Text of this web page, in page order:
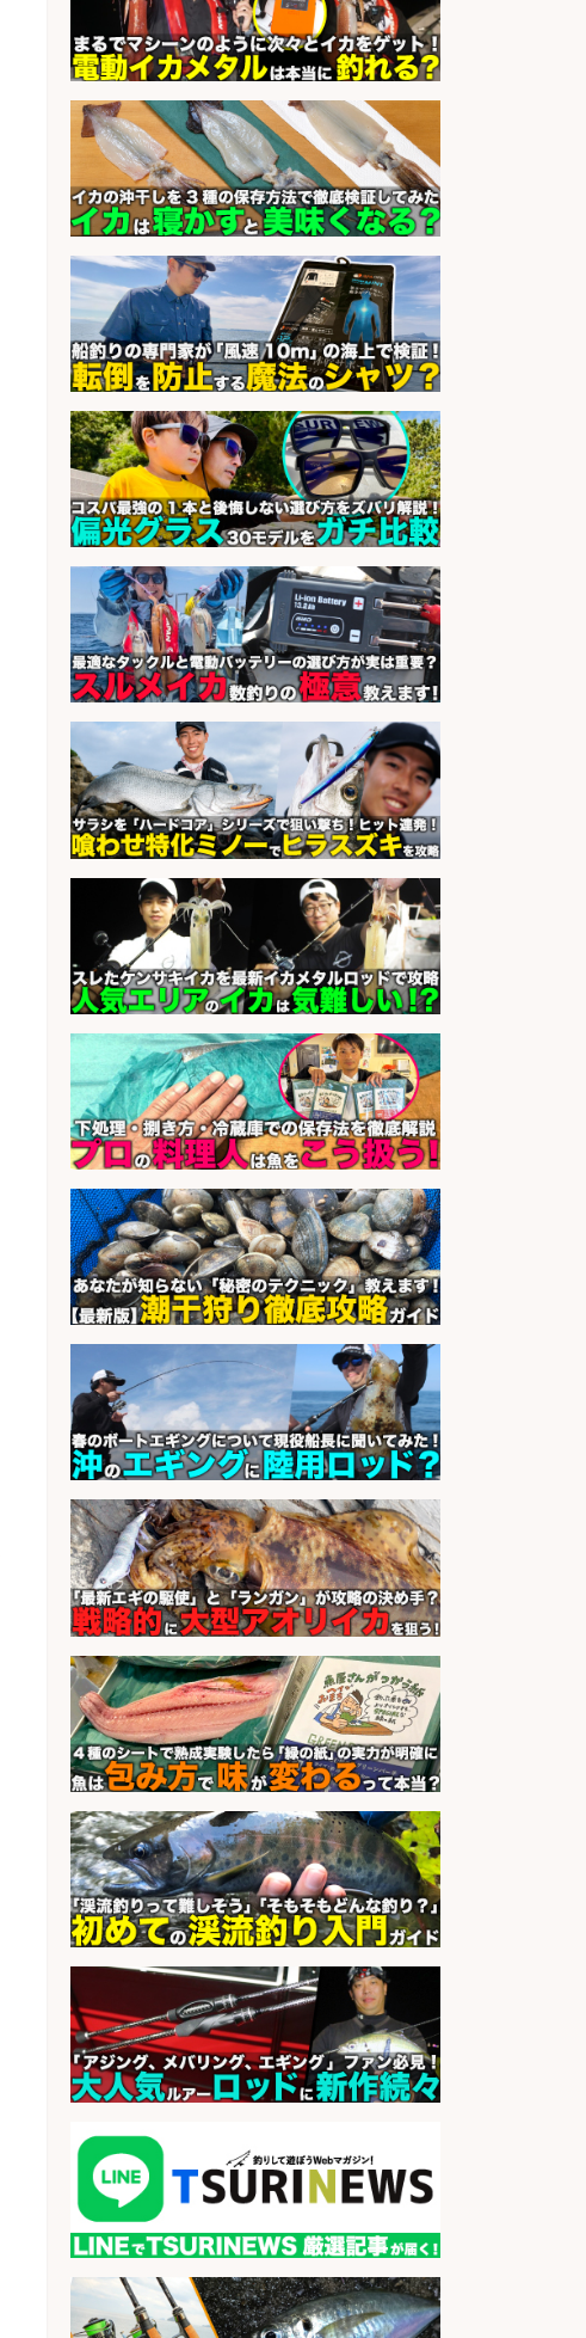
精肉・青果・鮮魚販売/「志布志
市」「時給1,150円〜」志布志市内
でお魚のカットや商品の陳列スタッ
フ/車通勤OK×時間選べる×未経験歓
迎/鹿児島県/志布志市
会社名 株式会社ホットスタッフ鹿児島
魚をさばける方必見「鮮魚部門スタ
ッフ」/3つの働き方が選べる
会社名 株式会社旬
sponsored by 求人ボックス
日払いOKで即日収入/製造スタッフ/
「広島市佐伯区」「時給1,200円」
日払いOK!広島市佐伯区でお魚のパ
ック詰めや品出しスタッフ/未経験
歓迎×残業少なめ×週4日〜OK/広島
県/広島市西区
会社名 株式会社ホットスタッフ五日市
sponsored by 求人ボックス
販売スタッフ/「未経験歓迎」魚を
捌く作業なし!イオン食品売場スタッ
フ募集/東京都/目黒区
会社名 イオンスタイル碑文谷店
sponsored by 求人ボックス
さらに求人情報を見る